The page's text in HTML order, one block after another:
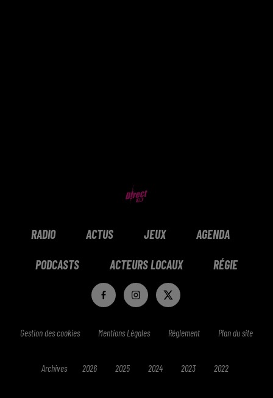
RADIO ACTUS JEUX AGENDA
PODCASTS ACTEURS LOCAUX RÉGIE
Gestion des cookies Mentions Légales Réglement Plan du site
Archives 2026 2025 2024 2023 2022